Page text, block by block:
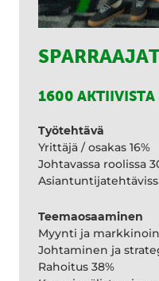
1600 AKTIIVISTA
Työtehtävä
Yrittäjä / osakas 16%
Johtavassa roolissa
Teemaosaaminen
Myynti ja
Johtaminen ja
Rahoitus 38%